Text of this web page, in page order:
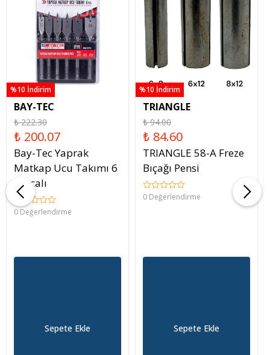
%10 İndirim
BAY-TEC
₺ 222.30
₺ 200.07
Bay-Tec Yaprak
Matkap Ucu Takımı 6
Parçalı
0 Değerlendirme
Sepete Ekle
%10 İndirim
TRIANGLE
₺ 94.00
₺ 84.60
TRIANGLE 58-A Freze
Bıçağı Pensi
0 Değerlendirme
Sepete Ekle